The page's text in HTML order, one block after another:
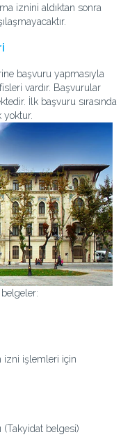
iznini aldıktan sonra
başvuru yapmasıyla
vardır. Başvurular
İlk başvuru sırasında
yoktur.
belgeler:
izni işlemleri için
(Takyidat belgesi)